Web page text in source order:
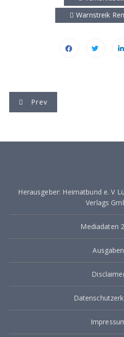
Warnstreik
e
s
v
i
a
t
Prev
Herausgeber: Heimatbund e. V
Verlags
Mediadaten
Ausgaben